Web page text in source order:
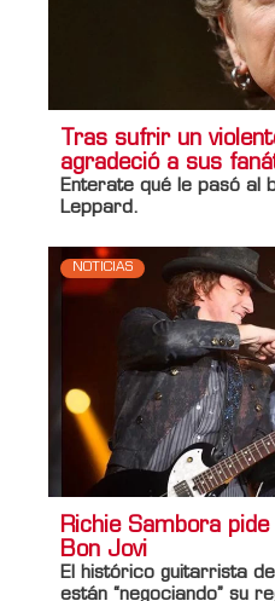
Tras sufrir un
agradeció a sus
Enterate qué le pasó al
Leppard.
NOTICIAS
Richie Sambora
Bon Jovi
El histórico guitarrista
están “negociando” su